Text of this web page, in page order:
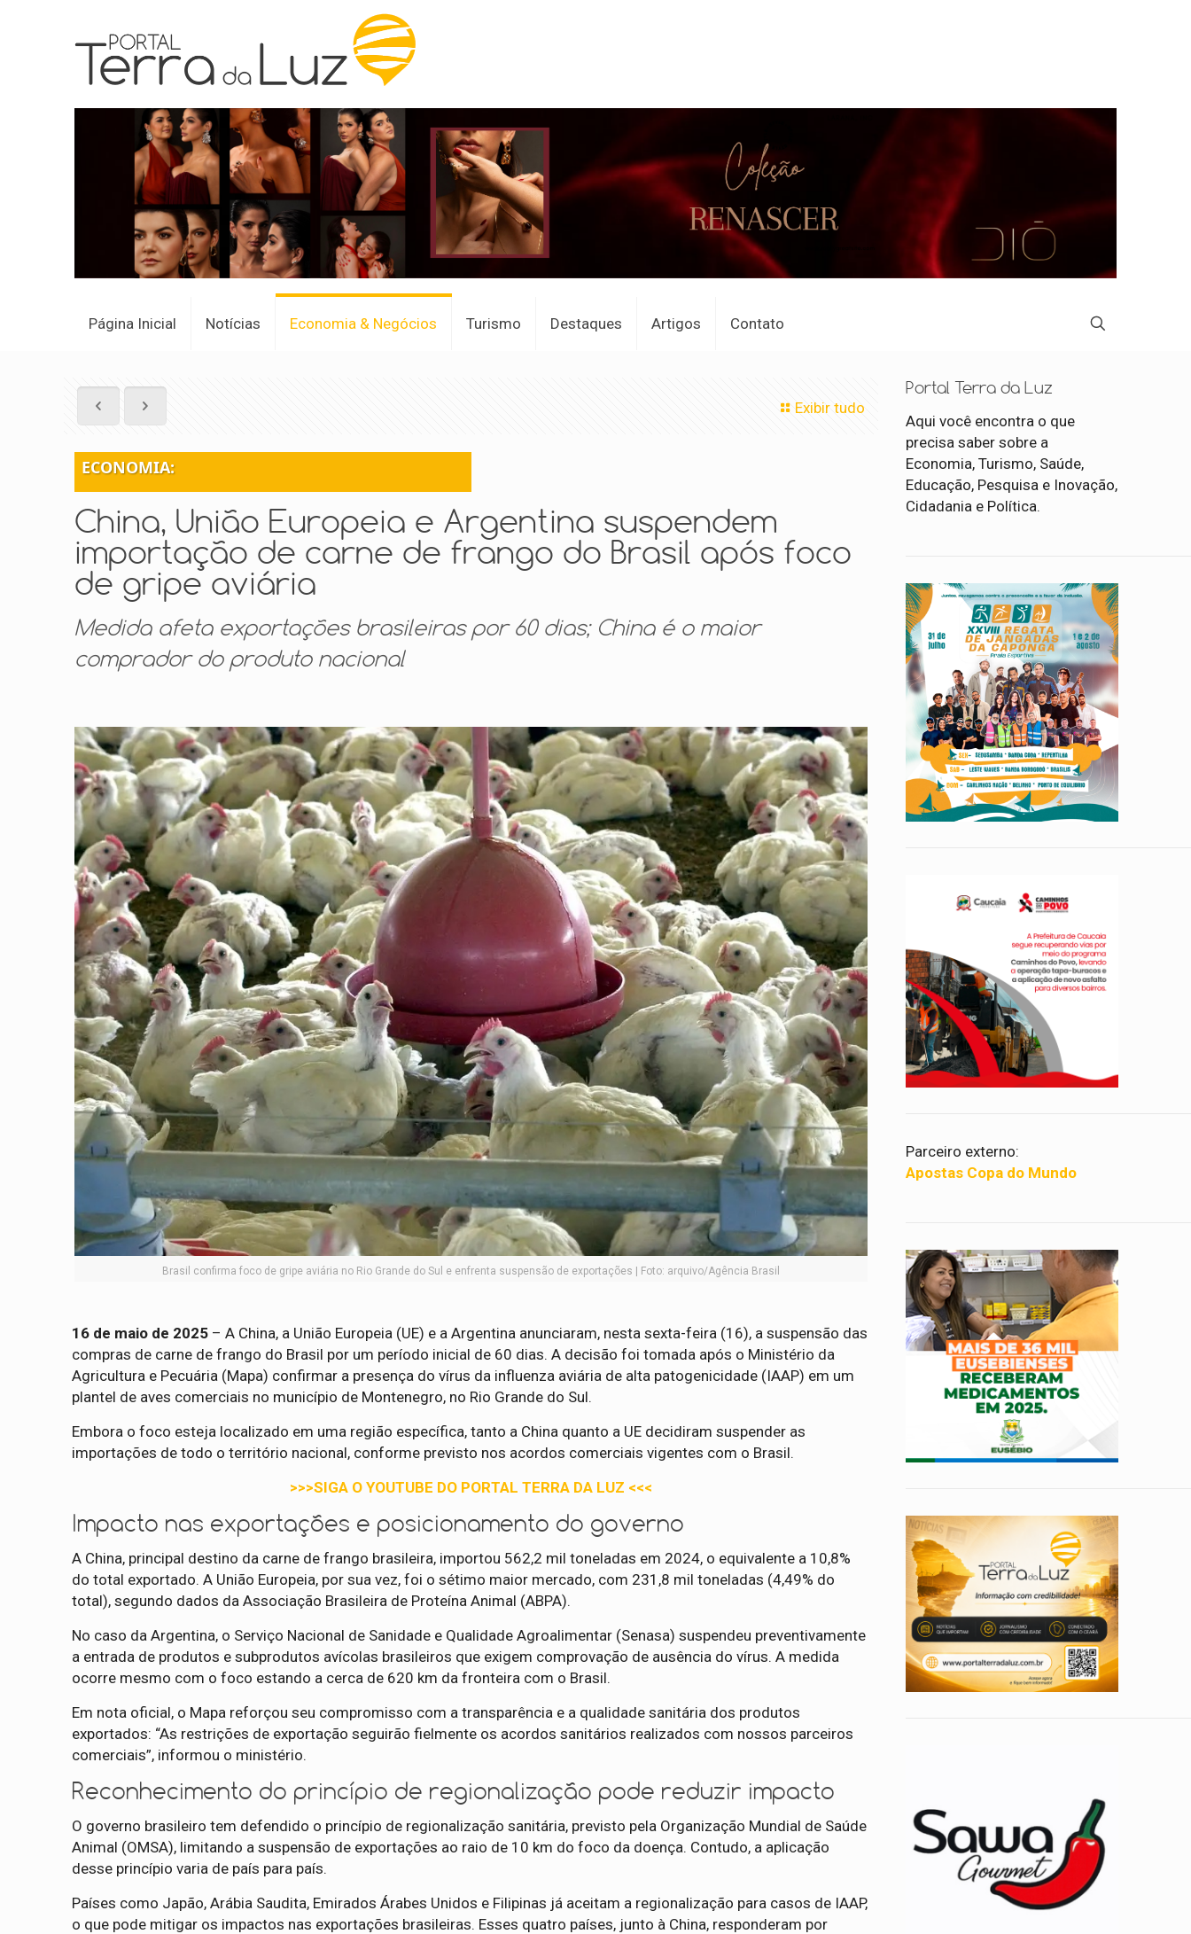
Página Inicial Notícias Economia & Negócios Turismo Destaques Artigos Contato
Exibir tudo
ECONOMIA:
China, União Europeia e Argentina suspendem
importação de carne de frango do Brasil após foco
de gripe aviária
Medida afeta exportações brasileiras por 60 dias; China é o maior
comprador do produto nacional
Brasil confirma foco de gripe aviária no Rio Grande do Sul e enfrenta suspensão de exportações | Foto: arquivo/Agência Brasil
16 de maio de 2025 – A China, a União Europeia (UE) e a Argentina anunciaram, nesta sexta-feira (16), a suspensão das
compras de carne de frango do Brasil por um período inicial de 60 dias. A decisão foi tomada após o Ministério da
Agricultura e Pecuária (Mapa) confirmar a presença do vírus da influenza aviária de alta patogenicidade (IAAP) em um
plantel de aves comerciais no município de Montenegro, no Rio Grande do Sul.
Embora o foco esteja localizado em uma região específica, tanto a China quanto a UE decidiram suspender as
importações de todo o território nacional, conforme previsto nos acordos comerciais vigentes com o Brasil.
>>>SIGA O YOUTUBE DO PORTAL TERRA DA LUZ <<<
Impacto nas exportações e posicionamento do governo
A China, principal destino da carne de frango brasileira, importou 562,2 mil toneladas em 2024, o equivalente a 10,8%
do total exportado. A União Europeia, por sua vez, foi o sétimo maior mercado, com 231,8 mil toneladas (4,49% do
total), segundo dados da Associação Brasileira de Proteína Animal (ABPA).
No caso da Argentina, o Serviço Nacional de Sanidade e Qualidade Agroalimentar (Senasa) suspendeu preventivamente
a entrada de produtos e subprodutos avícolas brasileiros que exigem comprovação de ausência do vírus. A medida
ocorre mesmo com o foco estando a cerca de 620 km da fronteira com o Brasil.
Em nota oficial, o Mapa reforçou seu compromisso com a transparência e a qualidade sanitária dos produtos
exportados: “As restrições de exportação seguirão fielmente os acordos sanitários realizados com nossos parceiros
comerciais”, informou o ministério.
Reconhecimento do princípio de regionalização pode reduzir impacto
O governo brasileiro tem defendido o princípio de regionalização sanitária, previsto pela Organização Mundial de Saúde
Animal (OMSA), limitando a suspensão de exportações ao raio de 10 km do foco da doença. Contudo, a aplicação
desse princípio varia de país para país.
Países como Japão, Arábia Saudita, Emirados Árabes Unidos e Filipinas já aceitam a regionalização para casos de IAAP,
o que pode mitigar os impactos nas exportações brasileiras. Esses quatro países, junto à China, responderam por
Portal Terra da Luz
Aqui você encontra o que
precisa saber sobre a
Economia, Turismo, Saúde,
Educação, Pesquisa e Inovação,
Cidadania e Política.
Parceiro externo:
Apostas Copa do Mundo